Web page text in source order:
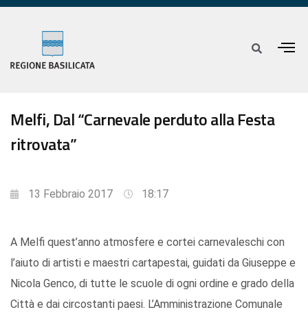
Melfi, Dal “Carnevale perduto alla Festa
ritrovata”
13 Febbraio 2017 18:17
A Melfi quest’anno atmosfere e cortei carnevaleschi con
l’aiuto di artisti e maestri cartapestai, guidati da Giuseppe e
Nicola Genco, di tutte le scuole di ogni ordine e grado della
Città e dai circostanti paesi. L’Amministrazione Comunale